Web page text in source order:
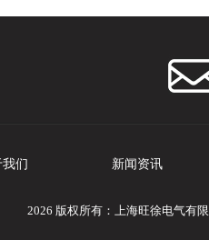
们 新闻资讯
2026 版权所有：上海旺徐电气有